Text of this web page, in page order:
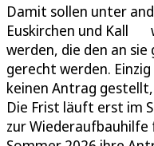
Damit sollen unter
Euskirchen und Kall
werden, die den an
gerecht werden.
keinen Antrag
Die Frist läuft erst im
zur